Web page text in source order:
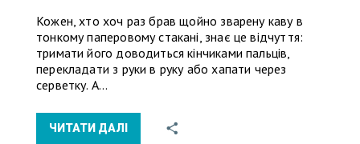
Кожен, хто хоч раз брав щойно зварену каву в
тонкому паперовому стакані, знає це відчуття:
тримати його доводиться кінчиками пальців,
перекладати з руки в руку або хапати через
серветку. А…
ЧИТАТИ ДАЛІ